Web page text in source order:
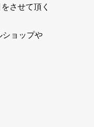
させて頂く
ョップや